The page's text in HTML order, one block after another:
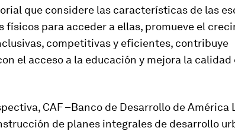
que considere las características de las
físicos para acceder a ellas, promueve el
competitivas y eficientes, contribuye
el acceso a la educación y mejora la calidad
CAF –Banco de Desarrollo de América
de planes integrales de desarrollo